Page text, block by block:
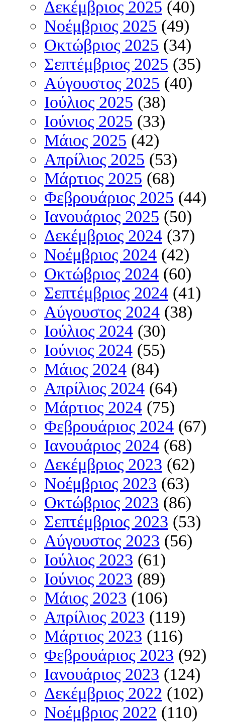
Δεκέμβριος 2025 (40)
Νοέμβριος 2025 (49)
Οκτώβριος 2025 (34)
Σεπτέμβριος 2025 (35)
Αύγουστος 2025 (40)
Ιούλιος 2025 (38)
Ιούνιος 2025 (33)
Μάιος 2025 (42)
Απρίλιος 2025 (53)
Μάρτιος 2025 (68)
Φεβρουάριος 2025 (44)
Ιανουάριος 2025 (50)
Δεκέμβριος 2024 (37)
Νοέμβριος 2024 (42)
Οκτώβριος 2024 (60)
Σεπτέμβριος 2024 (41)
Αύγουστος 2024 (38)
Ιούλιος 2024 (30)
Ιούνιος 2024 (55)
Μάιος 2024 (84)
Απρίλιος 2024 (64)
Μάρτιος 2024 (75)
Φεβρουάριος 2024 (67)
Ιανουάριος 2024 (68)
Δεκέμβριος 2023 (62)
Νοέμβριος 2023 (63)
Οκτώβριος 2023 (86)
Σεπτέμβριος 2023 (53)
Αύγουστος 2023 (56)
Ιούλιος 2023 (61)
Ιούνιος 2023 (89)
Μάιος 2023 (106)
Απρίλιος 2023 (119)
Μάρτιος 2023 (116)
Φεβρουάριος 2023 (92)
Ιανουάριος 2023 (124)
Δεκέμβριος 2022 (102)
Νοέμβριος 2022 (110)